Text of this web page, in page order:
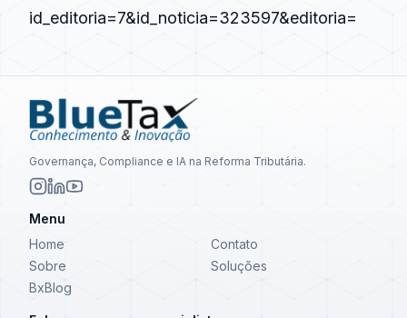
id_editoria=7&id_noticia=323597&editoria=
Governança, Compliance e IA na Reforma Tributária.
Menu
Home
Contato
Sobre
Soluções
BxBlog